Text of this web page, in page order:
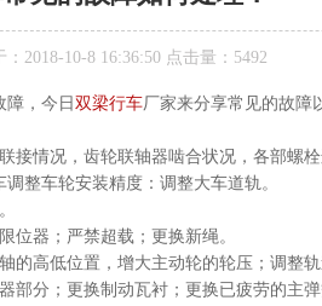
2018-10-8 16:36:50 点击量： 5492
，今日 双梁行车厂家来分享常见的故障
接情况，齿轮联轴器啮合状况，各部螺
调整车轮安装精度：调整大车道轨。
位器；严禁超载；更换新绳。
的高低位置，增大主动轮的轮压；调整轨
部分；更换制动瓦衬；更换已疲劳的主